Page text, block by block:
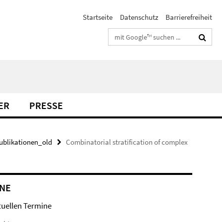
Startseite Datenschutz
Barrierefreiheit
Suchbegriffe
PRESSE
Combinatorial stratification of complex
Termine